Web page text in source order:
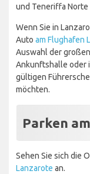
und Teneriffa Norte
Wenn Sie in
Auto am Flughafen
Auswahl der
Ankunftshalle oder
gültigen
möchten.
Parken
Sehen Sie sich die
Lanzarote an.